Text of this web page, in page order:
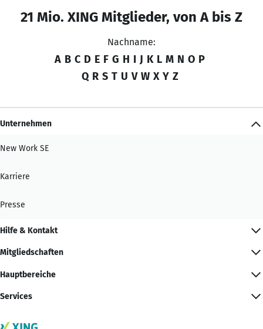
21 Mio. XING Mitglieder, von A bis Z
Nachname:
A B C D E F G H I J K L M N O P
Q R S T U V W X Y Z
Unternehmen
New Work SE
Karriere
Presse
Hilfe & Kontakt
Mitgliedschaften
Hauptbereiche
Services